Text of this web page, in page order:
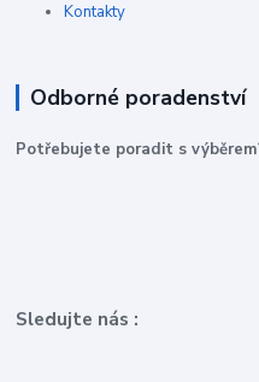
Kontakty
Odborné poradenství
Potřebujete poradit s
Sledujte nás :